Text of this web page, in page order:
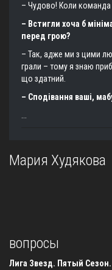
– Чудово! Коли команда
– Встигли хоча б
перед грою?
– Так, адже ми з цими
грали – тому я знаю
що здатний.
– Сподівання ваші,
Мария Худякова
вопросы
Лига Звезд. Пятый Сезон.